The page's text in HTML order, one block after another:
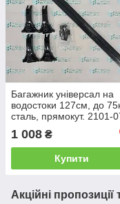
Багажник універсал на
водостоки 127см, до
сталь, прямокут. 2101-
М412/2140, LA 240777/
1 008 ₴
Купити
Акційні